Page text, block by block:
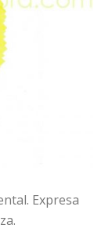
Expresa